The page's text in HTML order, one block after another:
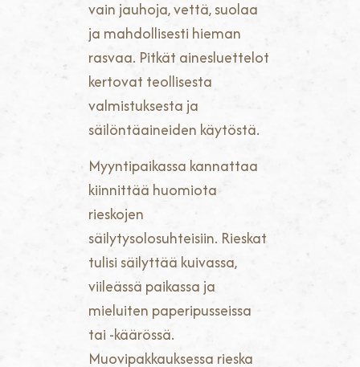
vain jauhoja, vettä, suolaa
ja mahdollisesti hieman
rasvaa. Pitkät ainesluettelot
kertovat teollisesta
valmistuksesta ja
säilöntäaineiden käytöstä.
Myyntipaikassa kannattaa
kiinnittää huomiota
rieskojen
säilytysolosuhteisiin. Rieskat
tulisi säilyttää kuivassa,
viileässä paikassa ja
mieluiten paperipusseissa
tai -käärössä.
Muovipakkauksessa rieska